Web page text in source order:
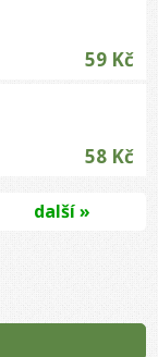
59 Kč
58 Kč
další »